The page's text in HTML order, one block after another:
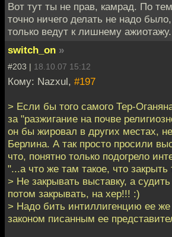
Вот тут ты не прав, камрад. По
точно ничего делать не надо
только ведут к лишнему ажиотажу.
switch_on »
#203 | 18.10.07 15:12
Кому: Nazxul, #197
> Если бы того самого Тер-
за "разжигание на почве
он бы жировал в других местах,
Берлина. А так просто просили
что, понятно только подогрело
"...а что же там такое, что закрыть
> Не закрывать выставку, а
потом закрывать, на хер!!! :)
> Надо бить интиллигенцию ее
законом писанным ее